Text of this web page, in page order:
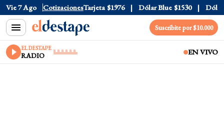
Vie 7 Ago Cotizaciones
$1520 Dólar Tarjeta $1976 Dólar Blue $1530 Dólar
Suscribite por $10.000
EL DESTAPE
RADIO EN VIVO